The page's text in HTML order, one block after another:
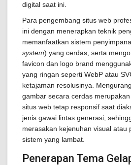
digital saat ini.
Para pengembang situs web
ini dengan menerapkan teknik
memanfaatkan sistem
system) yang cerdas, serta
favicon dan logo brand
yang ringan seperti WebP atau
ketajaman resolusinya.
gambar secara cerdas
situs web tetap responsif saat
jenis gawai lintas generasi,
merasakan kejenuhan visual atau
sistem yang lambat.
Penerapan Tema